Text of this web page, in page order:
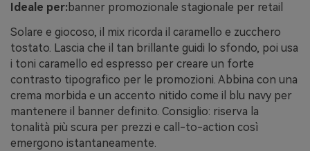
Ideale per:banner promozionale stagionale per retail
Solare e giocoso, il mix ricorda il caramello e zucchero
tostato. Lascia che il tan brillante guidi lo sfondo, poi usa
i toni caramello ed espresso per creare un forte
contrasto tipografico per le promozioni. Abbina con una
crema morbida e un accento nitido come il blu navy per
mantenere il banner definito. Consiglio: riserva la
tonalità più scura per prezzi e call-to-action così
emergono istantaneamente.